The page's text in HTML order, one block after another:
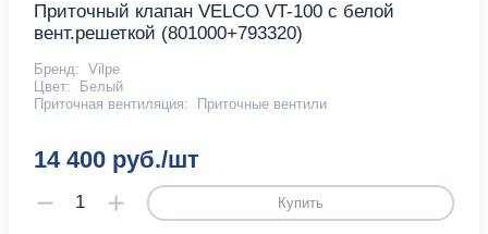
Приточный клапан VELCO VT-100 с белой
вент.решеткой (801000+793320)
Бренд: Vilpe
Цвет:
Белый
Приточная вентиляция:
Приточные вентили
14 400 руб./шт
Купить